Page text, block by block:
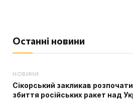
Останні новини
НОВИНИ
Сікорський закликав
збиття російських ракет над